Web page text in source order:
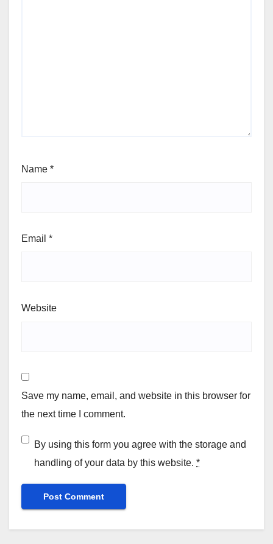
Name *
Email *
Website
Save my name, email, and website in this browser for
the next time I comment.
By using this form you agree with the storage and
handling of your data by this website. *